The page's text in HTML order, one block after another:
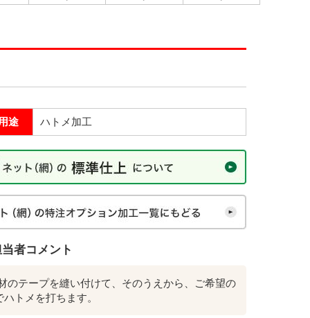
途 ハトメ加工
者コメント
のテープを縫い付けて、そのうえから、ご希望の
ハトメを打ちます。